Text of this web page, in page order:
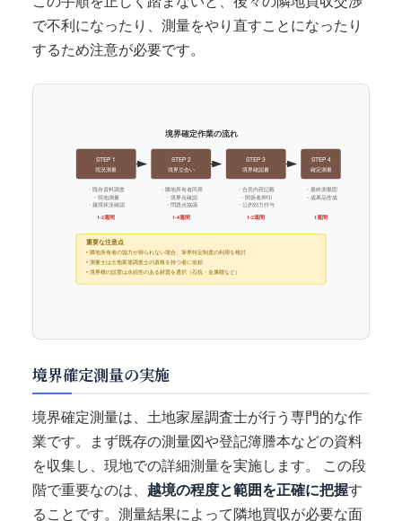
で不利になったり、測量をやり直すことになったり
するため注意が必要です。
境界確定作業の流れ
STEP 1
現況測量
STEP 2
境界立会い
STEP 3
境界確認書
STEP 4
確定測量
・既存資料調査
・現地測量
・越境状況確認
・隣地所有者同席
・境界点確認
・問題点協議
・合意内容記載
・関係者押印
・公的効力付与
・最終測量図
・成果品作成
1-2週間 1-4週間 1-2週間 1週間
重要な注意点
• 隣地所有者の協力が得られない場合、筆界特定制度の利用を検討
• 測量士は土地家屋調査士の資格を持つ者に依頼
• 境界標の設置は永続性のある材質を選択（石杭・金属標など）
境界確定測量の実施
境界確定測量は、土地家屋調査士が行う専門的な作
業です。まず既存の測量図や登記簿謄本などの資料
を収集し、現地での詳細測量を実施します。 この段
階で重要なのは、 越境の程度と範囲を正確に把握す
ることです。測量結果によって隣地買収が必要な面